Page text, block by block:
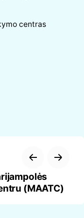
centras
(MAATC)